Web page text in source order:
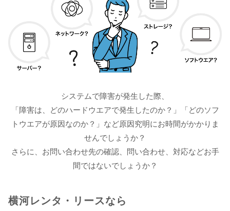
システムで障害が発生した際、
「障害は、どのハードウエアで発生したのか？」「どのソフ
トウエアが原因なのか？」など原因究明にお時間がかかりま
せんでしょうか？
さらに、お問い合わせ先の確認、問い合わせ、対応などお手
間ではないでしょうか？
横河レンタ・リースなら